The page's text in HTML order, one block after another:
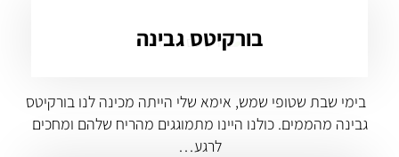
בורקיטס גבינה
בימי שבת שטופי שמש, אימא שלי הייתה מכינה לנו בורקיטס
גבינה מהממים. כולנו היינו מתמוגגים מהריח שלהם ומחכים
לרגע…